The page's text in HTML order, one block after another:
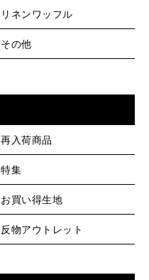
リネンワッフル
その他
再入荷商品
特集
お買い得生地
反物アウトレット